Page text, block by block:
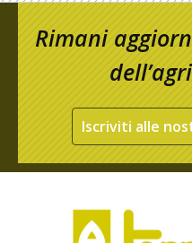
Rimani
Iscriviti alle